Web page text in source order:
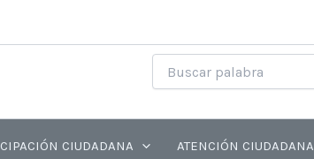
CIUDADANA ATENCIÓN CIUDADANA